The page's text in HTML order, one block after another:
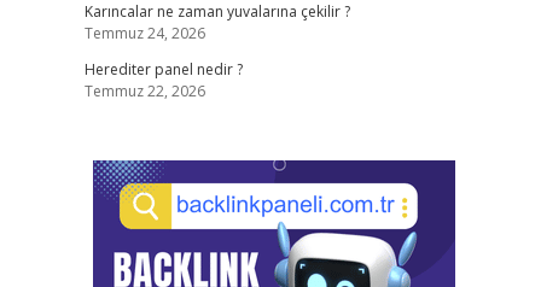
Karıncalar ne zaman yuvalarına çekilir ?
Temmuz 24, 2026
Herediter panel nedir ?
Temmuz 22, 2026